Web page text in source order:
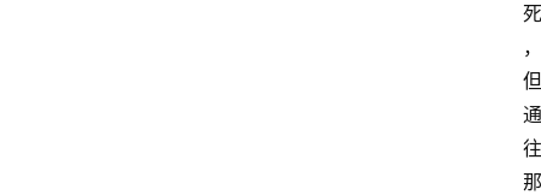
死
，
但
通
往
那